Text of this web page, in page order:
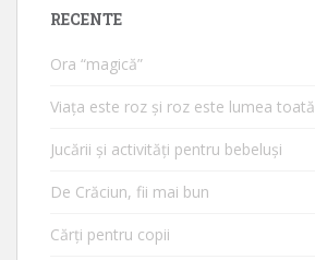
RECENTE
Ora “magică”
Viața este roz și roz este lumea toată
Jucării și activități pentru bebeluși
De Crăciun, fii mai bun
Cărți pentru copii